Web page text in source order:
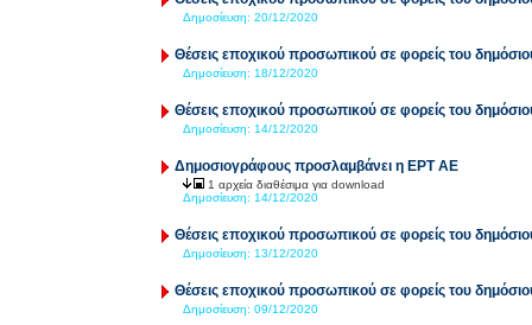
Δημοσίευση: 20/12/2020
Θέσεις εποχικού προσωπικού σε φορείς του
Δημοσίευση: 18/12/2020
Θέσεις εποχικού προσωπικού σε φορείς του
Δημοσίευση: 14/12/2020
Δημοσιογράφους προσλαμβάνει η ΕΡΤ ΑΕ
1 αρχεία διαθέσιμα για download
Δημοσίευση: 14/12/2020
Θέσεις εποχικού προσωπικού σε φορείς του
Δημοσίευση: 13/12/2020
Θέσεις εποχικού προσωπικού σε φορείς του
Δημοσίευση: 09/12/2020